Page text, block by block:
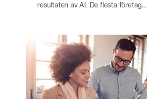
resultaten av AI. De flesta företag…